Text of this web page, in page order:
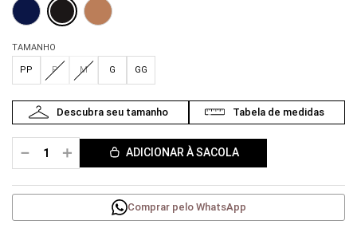
TAMANHO
PP P M G GG
＋
－ ADICIONAR À SACOLA
Comprar pelo WhatsApp